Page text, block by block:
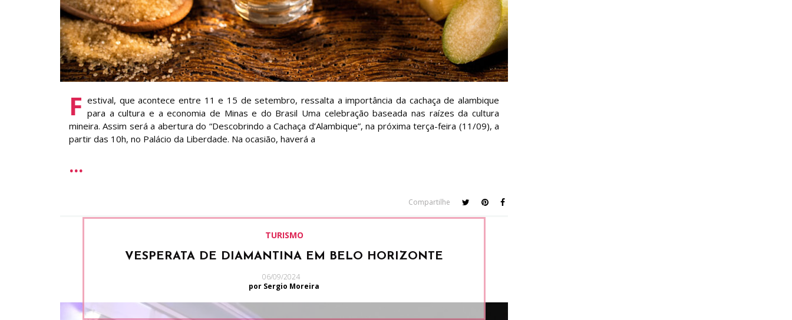
F estival, que acontece entre 11 e 15 de setembro, ressalta a importância da cachaça de alambique
para a cultura e a economia de Minas e do Brasil Uma celebração baseada nas raízes da cultura
mineira. Assim será a abertura do “Descobrindo a Cachaça d’Alambique”, na próxima terça-feira (11/09), a
partir das 10h, no Palácio da Liberdade. Na ocasião, haverá a
Compartilhe
TURISMO
VESPERATA DE DIAMANTINA EM BELO HORIZONTE
06/09/2024
por Sergio Moreira